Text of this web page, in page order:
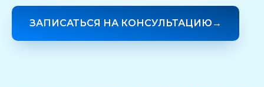
ЗАПИСАТЬСЯ НА КОНСУЛЬТАЦИЮ→